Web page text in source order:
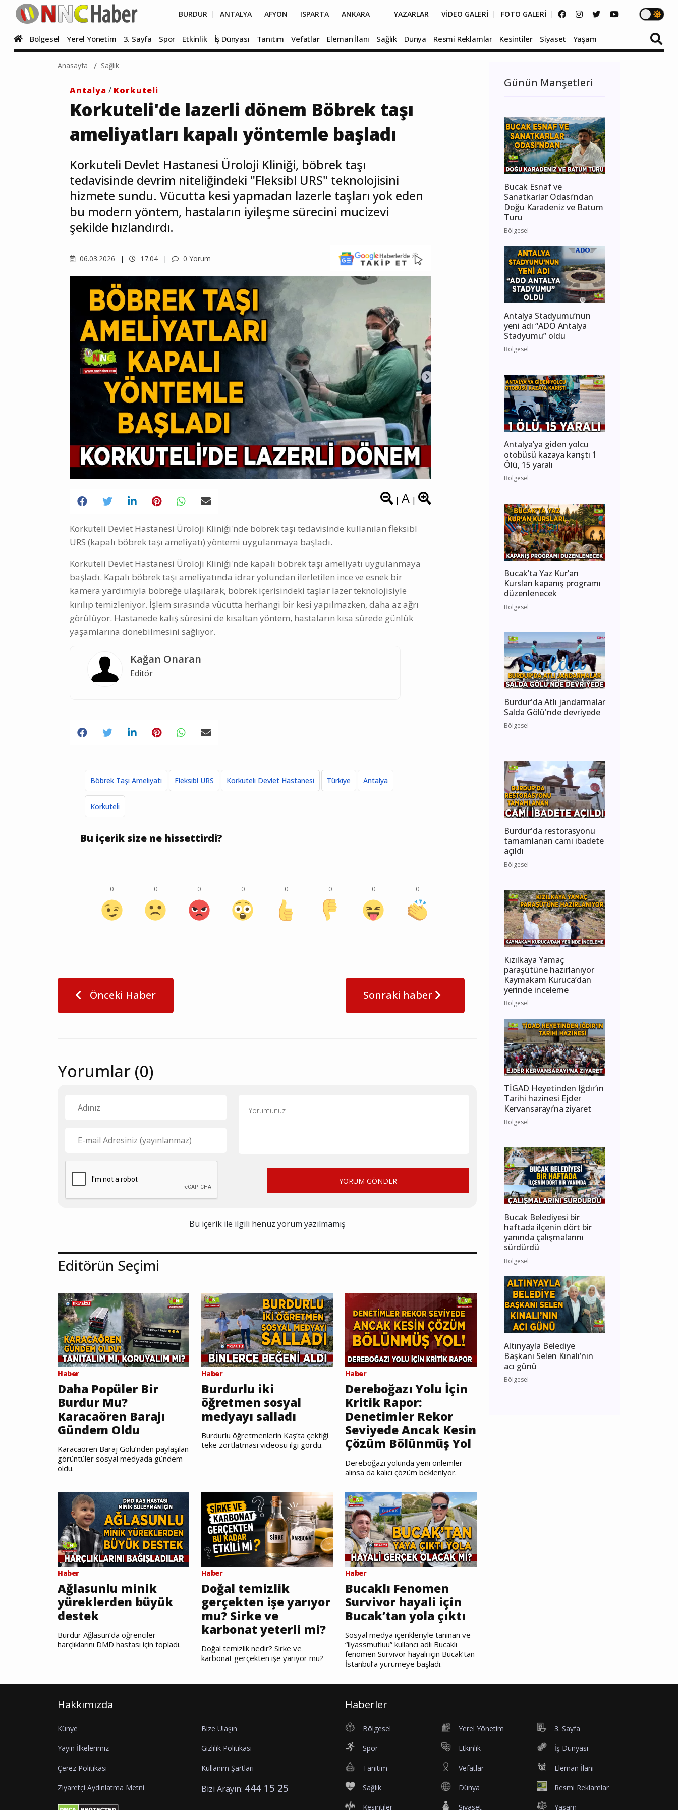
BURDUR ANTALYA AFYON ISPARTA ANKARA YAZARLAR VİDEO GALERİ FOTO GALERİ
Bölgesel Yerel Yönetim 3. Sayfa Spor Etkinlik İş Dünyası Tanıtım Vefatlar Eleman İlanı Sağlık Dünya Resmi Reklamlar Kesintiler Siyaset Yaşam
Anasayfa Sağlık
Antalya / Korkuteli
Korkuteli'de lazerli dönem Böbrek taşı
ameliyatları kapalı yöntemle başladı
Korkuteli Devlet Hastanesi Üroloji Kliniği, böbrek taşı
tedavisinde devrim niteliğindeki "Fleksibl URS" teknolojisini
hizmete sundu. Vücutta kesi yapmadan lazerle taşları yok eden
bu modern yöntem, hastaların iyileşme sürecini mucizevi
şekilde hızlandırdı.
06.03.2026 17.04 0 Yorum
| A|
Korkuteli Devlet Hastanesi Üroloji Kliniği'nde böbrek taşı tedavisinde kullanılan fleksibl
URS (kapalı böbrek taşı ameliyatı) yöntemi uygulanmaya başladı.
Korkuteli Devlet Hastanesi Üroloji Kliniği'nde kapalı böbrek taşı ameliyatı uygulanmaya
başladı. Kapalı böbrek taşı ameliyatında idrar yolundan ilerletilen ince ve esnek bir
kamera yardımıyla böbreğe ulaşılarak, böbrek içerisindeki taşlar lazer teknolojisiyle
kırılıp temizleniyor. İşlem sırasında vücutta herhangi bir kesi yapılmazken, daha az ağrı
görülüyor. Hastanede kalış süresini de kısaltan yöntem, hastaların kısa sürede günlük
yaşamlarına dönebilmesini sağlıyor.
Kağan Onaran
Editör
Böbrek Taşı Ameliyatı Fleksibl URS Korkuteli Devlet Hastanesi Türkiye Antalya
Korkuteli
Bu içerik size ne hissettirdi?
0 0 0 0 0 0 0 0
Önceki Haber Sonraki haber
Yorumlar (0)
YORUM GÖNDER
Bu içerik ile ilgili henüz yorum yazılmamış
Editörün Seçimi
Haber
Daha Popüler Bir
Burdur Mu?
Karacaören Barajı
Gündem Oldu
Karacaören Baraj Gölü’nden paylaşılan
görüntüler sosyal medyada gündem
oldu.
Haber
Burdurlu iki
öğretmen sosyal
medyayı salladı
Burdurlu öğretmenlerin Kaş’ta çektiği
teke zortlatması videosu ilgi gördü.
Haber
Dereboğazı Yolu İçin
Kritik Rapor:
Denetimler Rekor
Seviyede Ancak Kesin
Çözüm Bölünmüş Yol
Dereboğazı yolunda yeni önlemler
alınsa da kalıcı çözüm bekleniyor.
Haber
Ağlasunlu minik
yüreklerden büyük
destek
Burdur Ağlasun’da öğrenciler
harçlıklarını DMD hastası için topladı.
Haber
Doğal temizlik
gerçekten işe yarıyor
mu? Sirke ve
karbonat yeterli mi?
Doğal temizlik nedir? Sirke ve
karbonat gerçekten işe yarıyor mu?
Haber
Bucaklı Fenomen
Survivor hayali için
Bucak’tan yola çıktı
Sosyal medya içerikleriyle tanınan ve
“ilyassmutluu” kullancı adlı Bucaklı
fenomen Survivor hayali için Bucak’tan
İstanbul’a yürümeye başladı.
Günün Manşetleri
Bucak Esnaf ve
Sanatkarlar Odası’ndan
Doğu Karadeniz ve Batum
Turu
Bölgesel
Antalya Stadyumu’nun
yeni adı “ADO Antalya
Stadyumu” oldu
Bölgesel
Antalya’ya giden yolcu
otobüsü kazaya karıştı 1
Ölü, 15 yaralı
Bölgesel
Bucak’ta Yaz Kur’an
Kursları kapanış programı
düzenlenecek
Bölgesel
Burdur'da Atlı jandarmalar
Salda Gölü'nde devriyede
Bölgesel
Burdur'da restorasyonu
tamamlanan cami ibadete
açıldı
Bölgesel
Kızılkaya Yamaç
paraşütüne hazırlanıyor
Kaymakam Kuruca’dan
yerinde inceleme
Bölgesel
TİGAD Heyetinden Iğdır’ın
Tarihi hazinesi Ejder
Kervansarayı’na ziyaret
Bölgesel
Bucak Belediyesi bir
haftada ilçenin dört bir
yanında çalışmalarını
sürdürdü
Bölgesel
Altınyayla Belediye
Başkanı Selen Kınalı’nın
acı günü
Bölgesel
Hakkımızda
Künye Bize Ulaşın
Yayın İlkelerimiz Gizlilik Politikası
Çerez Politikası Kullanım Şartları
Ziyaretçi Aydınlatma Metni Bizi Arayın: 444 15 25
Haberler
Bölgesel Yerel Yönetim 3. Sayfa
Spor Etkinlik İş Dünyası
Tanıtım Vefatlar Eleman İlanı
Sağlık Dünya Resmi Reklamlar
Kesintiler Siyaset Yaşam